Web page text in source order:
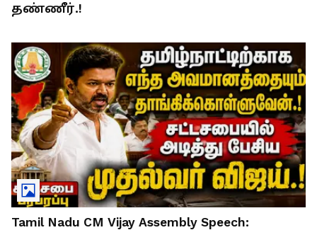
தண்ணீர்.!
Tamil Nadu CM Vijay Assembly Speech: